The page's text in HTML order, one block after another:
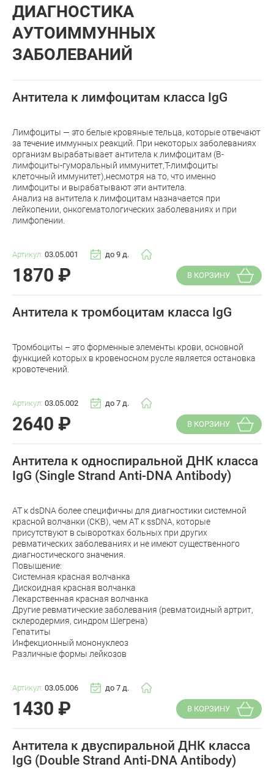
ДИАГНОСТИКА
АУТОИММУННЫХ
ЗАБОЛЕВАНИЙ
Антитела к лимфоцитам класса IgG
Лимфоциты — это белые кровяные тельца, которые отвечают
за течение иммунных реакций. При некоторых заболеваниях
организм вырабатывает антитела к лимфоцитам (В-
лимфоциты-гуморальный иммунитет,Т-лимфоциты
клеточный иммунитет),несмотря на то, что именно
лимфоциты и вырабатывают эти антитела.
Анализ на антитела к лимфоцитам назначается при
лейкопении, онкогематологических заболеваниях и при
лимфопении.
Артикул: 03.05.001 до 9 д.
1870 ₽ В КОРЗИНУ
Антитела к тромбоцитам класса IgG
Тромбоциты – это форменные элементы крови, основной
функцией которых в кровеносном русле является остановка
кровотечений.
Артикул: 03.05.002 до 7 д.
2640 ₽ В КОРЗИНУ
Антитела к односпиральной ДНК класса
IgG (Single Strand Anti-DNA Antibody)
АТ к dsDNA более специфичны для диагностики системной
красной волчанки (СКВ), чем АТ к ssDNA, которые
присутствуют в сыворотках больных при других
ревматических заболеваниях и не имеют существенного
диагностического значения.
Повышение:
Системная красная волчанка
Дискоидная красная волчанка
Лекарственная красная волчанка
Другие ревматические заболевания (ревматоидный артрит,
склеродермия, синдром Шегрена)
Гепатиты
Инфекционный мононуклеоз
Различные формы лейкозов
Артикул: 03.05.006 до 7 д.
1430 ₽ В КОРЗИНУ
Антитела к двуспиральной ДНК класса
IgG (Double Strand Anti-DNA Antibody)